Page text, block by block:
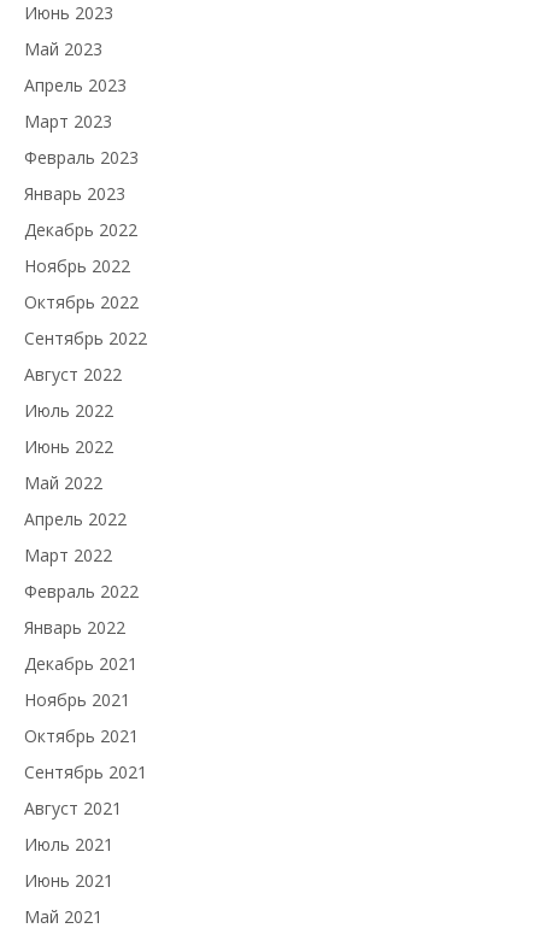
Июнь 2023
Май 2023
Апрель 2023
Март 2023
Февраль 2023
Январь 2023
Декабрь 2022
Ноябрь 2022
Октябрь 2022
Сентябрь 2022
Август 2022
Июль 2022
Июнь 2022
Май 2022
Апрель 2022
Март 2022
Февраль 2022
Январь 2022
Декабрь 2021
Ноябрь 2021
Октябрь 2021
Сентябрь 2021
Август 2021
Июль 2021
Июнь 2021
Май 2021